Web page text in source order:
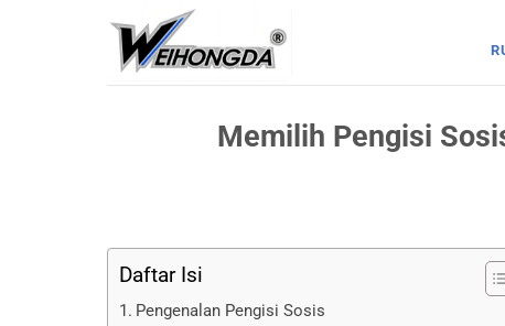
Memilih Pengisi
Daftar Isi
Pengenalan Pengisi Sosis